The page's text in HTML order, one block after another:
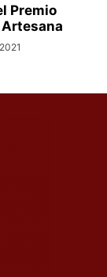
Premio